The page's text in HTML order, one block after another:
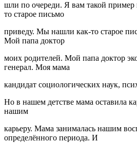
шли по очереди. Я вам такой
то старое письмо
приведу. Мы нашли как-то старое
Мой папа доктор
моих родителей. Мой папа доктор
генерал. Моя мама
кандидат социологических наук,
Но в нашем детстве мама оставила
нашим
карьеру. Мама занималась нашим
определённого периода. И